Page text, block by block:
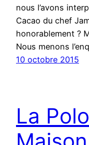
nous l’avons
Cacao du chef
honorablement ?
Nous menons
10 octobre 2015
La